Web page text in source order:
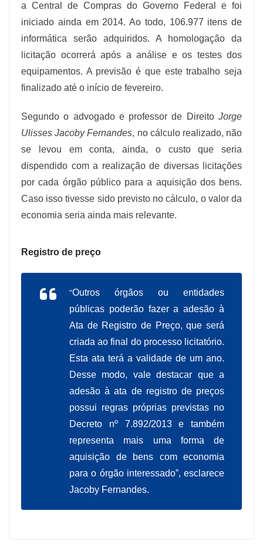
a Central de Compras do Governo Federal e foi
iniciado ainda em 2014. Ao todo, 106.977 itens de
informática serão adquiridos. A homologação da
licitação ocorrerá após a análise e os testes dos
equipamentos. A previsão é que este trabalho seja
finalizado até o início de fevereiro.
Segundo o advogado e professor de Direito Jorge
Ulisses Jacoby Fernandes, no cálculo realizado, não
se levou em conta, ainda, o custo que seria
dispendido com a realização de diversas licitações
por cada órgão público para a aquisição dos bens.
Caso isso tivesse sido previsto no cálculo, o valor da
economia seria ainda mais relevante.
Registro de preço
“Outros órgãos ou entidades
públicas poderão fazer a adesão à
Ata de Registro de Preço, que será
criada ao final do processo licitatório.
Esta ata terá a validade de um ano.
Desse modo, vale destacar que a
adesão à ata de registro de preços
possui regras próprias previstas no
Decreto nº 7.892/2013e também
representa mais uma forma de
aquisição de bens com economia
para o órgão interessado”, esclarece
Jacoby Fernandes.